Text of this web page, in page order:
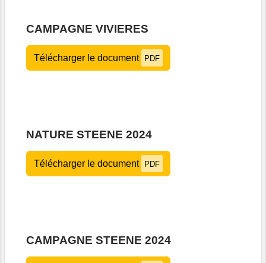
CAMPAGNE VIVIERES
Télécharger le document PDF
NATURE STEENE 2024
Télécharger le document PDF
CAMPAGNE STEENE 2024